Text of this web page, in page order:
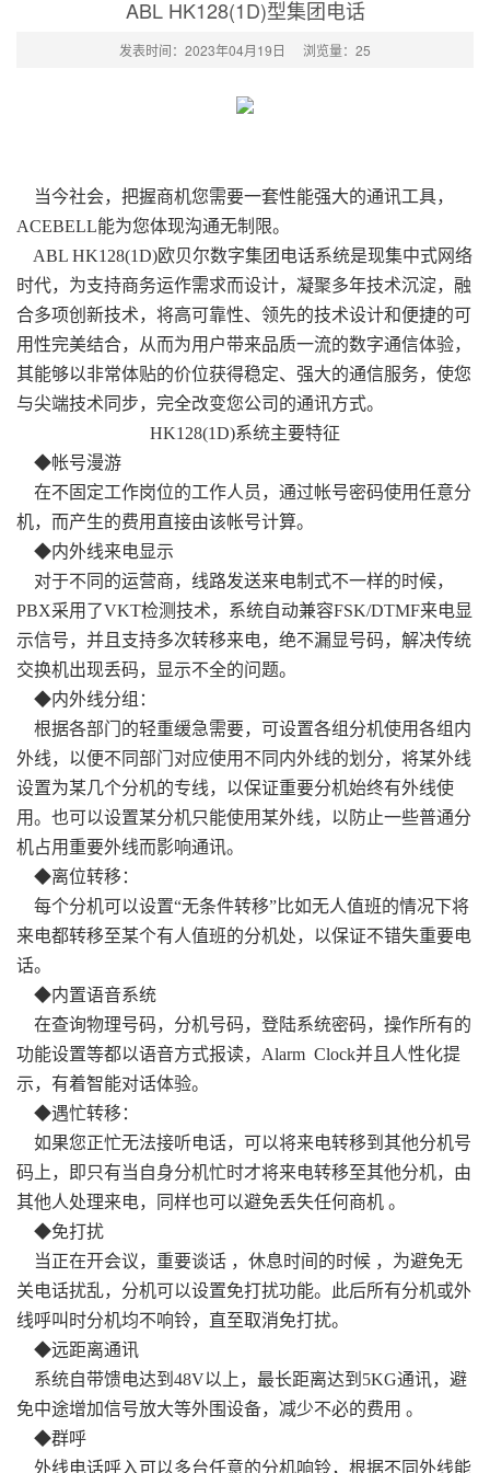
ABL HK128(1D)型集团电话
发表时间：2023年04月19日 浏览量：25
当今社会，把握商机您需要一套性能强大的通讯工具，
ACEBELL能为您体现沟通无制限。
ABL HK128(1D)欧贝尔数字集团电话系统是现集中式网络
时代，为支持商务运作需求而设计，凝聚多年技术沉淀，融
合多项创新技术，将高可靠性、领先的技术设计和便捷的可
用性完美结合，从而为用户带来品质一流的数字通信体验，
其能够以非常体贴的价位获得稳定、强大的通信服务，使您
与尖端技术同步，完全改变您公司的通讯方式。
HK128(1D)系统主要特征
◆帐号漫游
在不固定工作岗位的工作人员，通过帐号密码使用任意分
机，而产生的费用直接由该帐号计算。
◆内外线来电显示
对于不同的运营商，线路发送来电制式不一样的时候，
PBX采用了VKT检测技术，系统自动兼容FSK/DTMF来电显
示信号，并且支持多次转移来电，绝不漏显号码，解决传统
交换机出现丢码，显示不全的问题。
◆内外线分组：
根据各部门的轻重缓急需要，可设置各组分机使用各组内
外线，以便不同部门对应使用不同内外线的划分，将某外线
设置为某几个分机的专线，以保证重要分机始终有外线使
用。也可以设置某分机只能使用某外线，以防止一些普通分
机占用重要外线而影响通讯。
◆离位转移：
每个分机可以设置“无条件转移”比如无人值班的情况下将
来电都转移至某个有人值班的分机处，以保证不错失重要电
话。
◆内置语音系统
在查询物理号码，分机号码，登陆系统密码，操作所有的
功能设置等都以语音方式报读，Alarm Clock并且人性化提
示，有着智能对话体验。
◆遇忙转移：
如果您正忙无法接听电话，可以将来电转移到其他分机号
码上，即只有当自身分机忙时才将来电转移至其他分机，由
其他人处理来电，同样也可以避免丢失任何商机 。
◆免打扰
当正在开会议，重要谈话 ，休息时间的时候 ，为避免无
关电话扰乱，分机可以设置免打扰功能。此后所有分机或外
线呼叫时分机均不响铃，直至取消免打扰。
◆远距离通讯
系统自带馈电达到48V以上，最长距离达到5KG通讯，避
免中途增加信号放大等外围设备，减少不必的费用 。
◆群呼
外线电话呼入可以多台任意的分机响铃，根据不同外线能